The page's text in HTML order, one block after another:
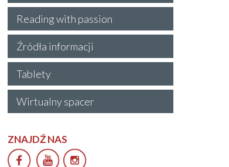
Reading with passion
Źródła informacji
Tablety
Wirtualny spacer
ZNAJDŹ NAS